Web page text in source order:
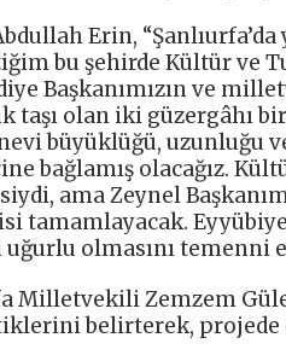
Erin,
bu şehirde Kültür ve
Başkanımızın ve
taşı olan iki güzergâhı
büyüklüğü, uzunluğu
bağlamış olacağız.
ama Zeynel
tamamlayacak.
olmasını temenni
Milletvekili Zemzem
belirterek,